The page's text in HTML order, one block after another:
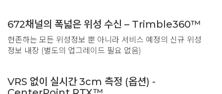
672채널의 폭넓은 위성 수신 – Trimble360™
현존하는 모든 위성정보 뿐 아니라 서비스 예정의 신규 위성
정보 내장 (별도의 업그레이드 필요 없음)
VRS 없이 실시간 3cm 측정 (옵션) -